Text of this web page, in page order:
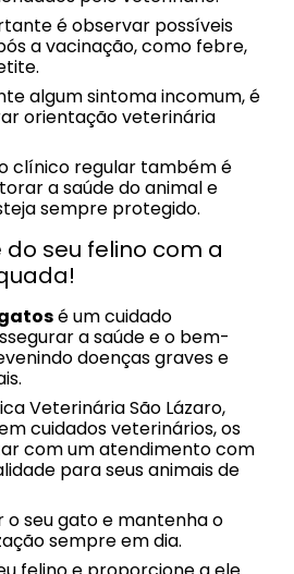
é observar possíveis
a vacinação, como febre,
algum sintoma incomum, é
orientação veterinária
clínico regular também é
a saúde do animal e
sempre protegido.
seu felino com a
é um cuidado
a saúde e o bem-
doenças graves e
Veterinária São Lázaro,
cuidados veterinários, os
com um atendimento com
para seus animais de
o seu gato e mantenha o
sempre em dia.